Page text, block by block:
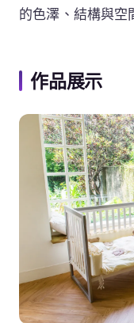
的色澤、結構與空
作品展示